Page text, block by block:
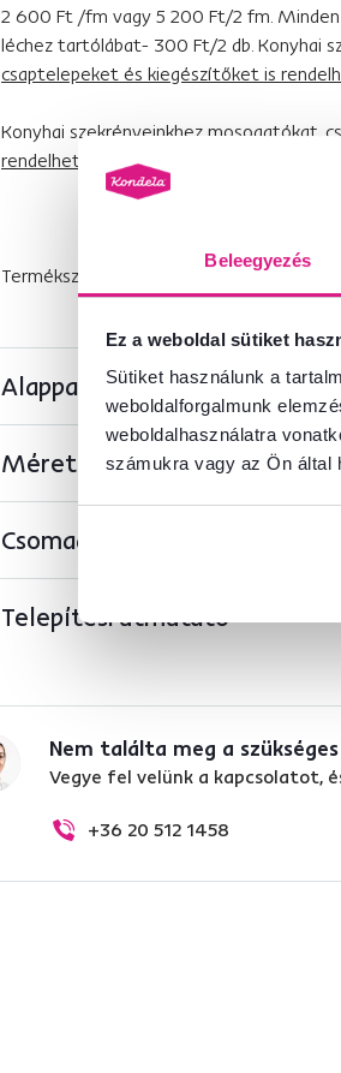
Beleegyezés
Ez a weboldal sütiket
Sütiket használunk a
weboldalforgalmunk
weboldalhasználatra
számukra vagy az Ön által
2 600 Ft /fm vagy 5 200 Ft/2 fm. Minden
léchez tartólábat- 300 Ft/2 db. Konyhai
csaptelepeket és kiegészítőket is
Konyhai szekrényeinkhez mosogatókat,
rendelhet.
Termékszám : 0000263809
Alapparaméterek
Méretek és specifikációk
Csomagolási információk
Telepítési útmutató
Nem találta meg a
Vegye fel velünk a kapcsolatot,
+36 20 512 1458